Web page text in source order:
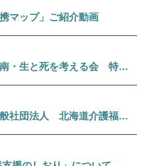
マップ」ご紹介動画
研修案内【R8年9月21日開催】「道南・生と死を考える会 特別講演会」
研修案内【R8年10月4日開催】「一般社団法人 北海道介護福祉士会 専門研修Ⅰ」